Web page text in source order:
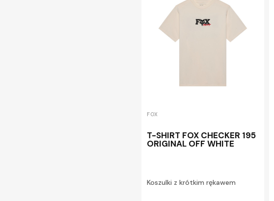
FOX
T-SHIRT FOX CHECKER 195
ORIGINAL OFF WHITE
Koszulki z krótkim rękawem